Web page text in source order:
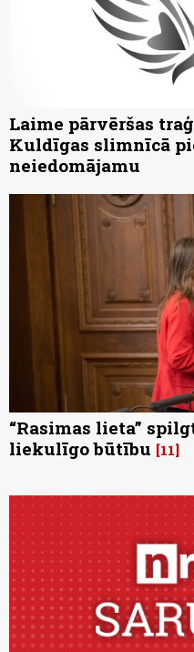
Laime pārvēršas
Kuldīgas slimnīcā
neiedomājamu
“Rasimas lieta”
liekulīgo būtību 11